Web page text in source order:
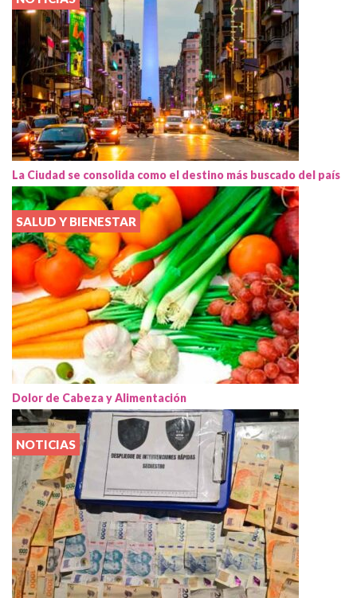
La Ciudad se consolida como el destino más buscado del país
SALUD Y BIENESTAR
Dolor de Cabeza y Alimentación
NOTICIAS